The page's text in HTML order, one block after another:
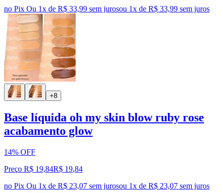
no Pix Ou 1x de R$ 33,99 sem jurosou 1x de R$ 33,99 sem juros
+8
Base líquida oh my skin blow ruby rose
acabamento glow
14% OFF
Preço R$ 19,84R$ 19,84
no Pix Ou 1x de R$ 23,07 sem jurosou 1x de R$ 23,07 sem juros